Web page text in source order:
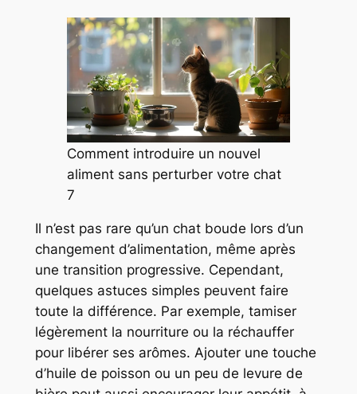
Comment introduire un nouvel
aliment sans perturber votre chat
7
Il n’est pas rare qu’un chat boude lors d’un
changement d’alimentation, même après
une transition progressive. Cependant,
quelques astuces simples peuvent faire
toute la différence. Par exemple, tamiser
légèrement la nourriture ou la réchauffer
pour libérer ses arômes. Ajouter une touche
d’huile de poisson ou un peu de levure de